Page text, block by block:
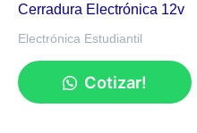
Cerradura Electrónica 12v
Electrónica Estudiantil
Cotizar!